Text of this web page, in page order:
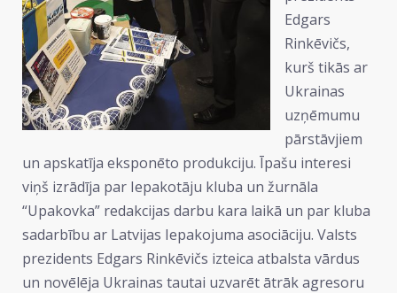
Edgars
Rinkēvičs,
kurš tikās ar
Ukrainas
uzņēmumu
pārstāvjiem
un apskatīja eksponēto produkciju. Īpašu interesi
viņš izrādīja par Iepakotāju kluba un žurnāla
“Upakovka” redakcijas darbu kara laikā un par kluba
sadarbību ar Latvijas Iepakojuma asociāciju. Valsts
prezidents Edgars Rinkēvičs izteica atbalsta vārdus
un novēlēja Ukrainas tautai uzvarēt ātrāk agresoru